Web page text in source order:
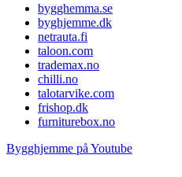
bygghemma.se
byghjemme.dk
netrauta.fi
taloon.com
trademax.no
chilli.no
talotarvike.com
frishop.dk
furniturebox.no
Bygghjemme på Youtube